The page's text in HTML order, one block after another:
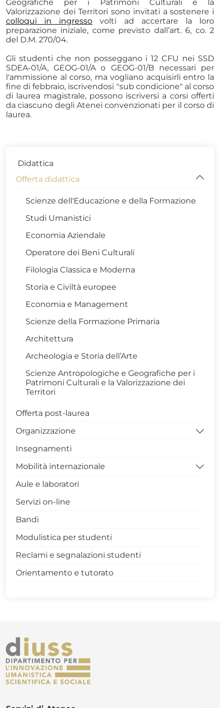
Geografiche per i Patrimoni Culturali e la
Valorizzazione dei Territori sono invitati a sostenere i
colloqui in ingresso volti ad accertare la loro
preparazione iniziale, come previsto dall’art. 6, co. 2
del D.M. 270/04.
Gli studenti che non posseggano i 12 CFU nei SSD
SDEA-01/A, GEOG-01/A o GEOG-01/B necessari per
l'ammissione al corso, ma vogliano acquisirli entro la
fine di febbraio, iscrivendosi "sub condicione" al corso
di laurea magistrale, possono iscriversi a corsi offerti
da ciascuno degli Atenei convenzionati per il corso di
laurea.
Didattica
Offerta didattica
Scienze dell'Educazione e della Formazione
Studi Umanistici
Economia Aziendale
Operatore dei Beni Culturali
Filologia Classica e Moderna
Storia e Civiltà europee
Economia e Management
Scienze della Formazione Primaria
Architettura
Archeologia e Storia dell’Arte
Scienze Antropologiche e Geografiche per i
Patrimoni Culturali e la Valorizzazione dei
Territori
Offerta post-laurea
Organizzazione
Sede di Via N. Sauro – Potenza
Campus di Macchia Romana - Potenza
Campus di via Lanera - Matera
Insegnamenti
Mobilità internazionale
Avvisi mobilità internazionale
Aule e laboratori
Servizi on-line
Bandi
Modulistica per studenti
Reclami e segnalazioni studenti
Orientamento e tutorato